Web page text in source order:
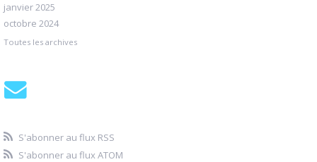
janvier 2025
octobre 2024
Toutes les archives
S'abonner au flux RSS
S'abonner au flux ATOM